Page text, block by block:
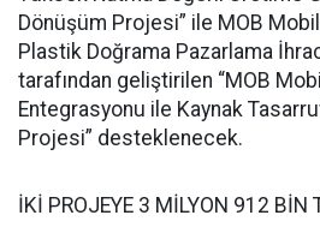
Dönüşüm Projesi” ile MOB
Plastik Doğrama Pazarlama
tarafından geliştirilen “MOB
Entegrasyonu ile Kaynak
Projesi” desteklenecek.
İKİ PROJEYE 3 MİLYON 912 BİN